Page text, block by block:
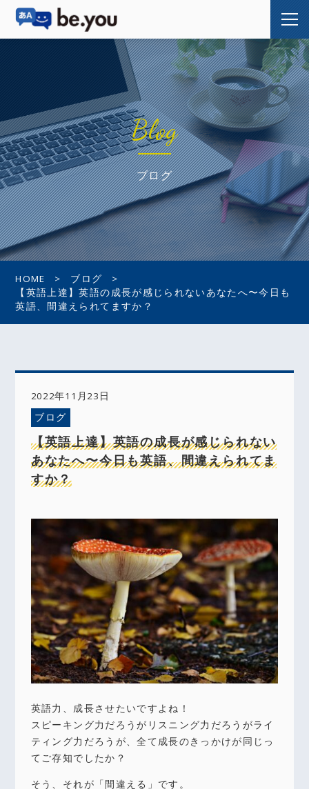
Blog
ブログ
HOME
ブログ
【英語上達】英語の成長が感じられないあなたへ〜今日も
英語、間違えられてますか？
2022年11月23日
ブログ
【英語上達】英語の成長が感じられない
あなたへ〜今日も英語、間違えられてま
すか？
英語力、成長させたいですよね！
スピーキング力だろうがリスニング力だろうがライ
ティング力だろうが、全て成長のきっかけが同じっ
てご存知でしたか？
そう、それが「間違える」です。